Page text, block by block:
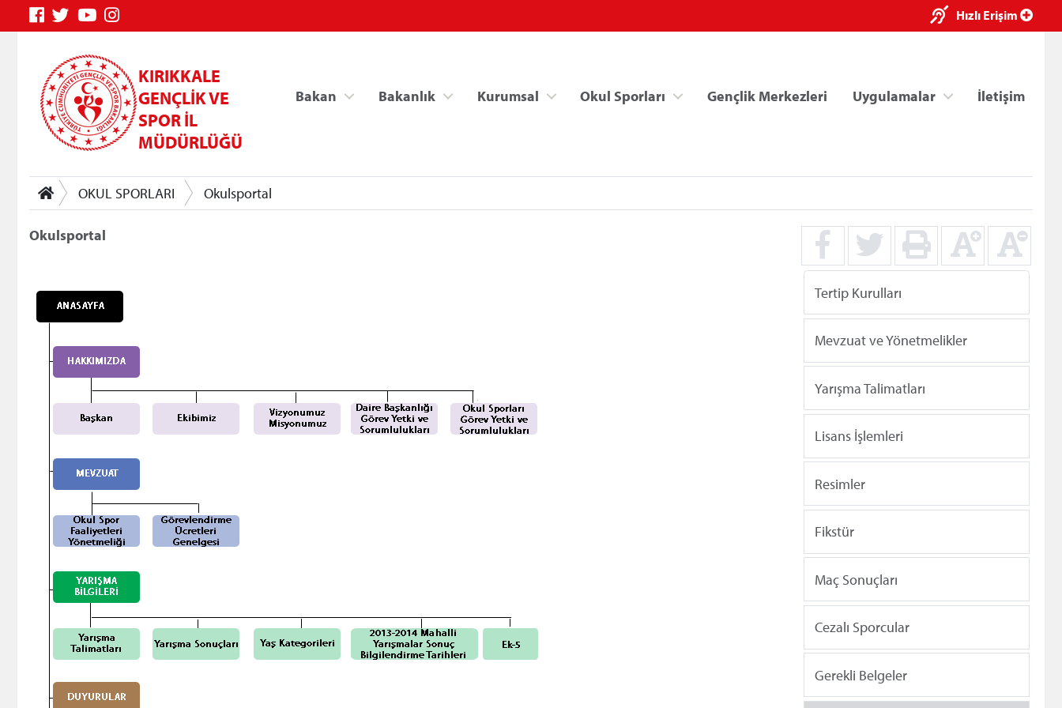
Hızlı Erişim
KIRIKKALE
GENÇLİK VE
SPOR İL
MÜDÜRLÜĞÜ
Bakan Bakanlık Kurumsal Okul Sporları Gençlik Merkezleri Uygulamalar İletişim
OKUL SPORLARI Okulsportal
Okulsportal
Tertip Kurulları
Mevzuat ve Yönetmelikler
Yarışma Talimatları
Lisans İşlemleri
Resimler
Fikstür
Maç Sonuçları
Cezalı Sporcular
Gerekli Belgeler
×